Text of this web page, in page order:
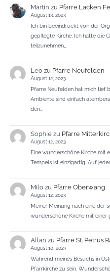
Martin zu Pfarre Lacken
August 13, 2023
Ich bin beeindruckt von der
gepflegte Kirche. Ich hatte die
teilzunehmen,…
Leozu Pfarre Neufelden
August 12, 2023
Pfarre Neufelden hat mich tief
Ambiente sind einfach
den…
Sophiezu Pfarre
August 12, 2023
Eine wunderschöne Kirche mit
Tempels ist einzigartig. Auf
Milozu Pfarre Oberwang
August 12, 2023
Meiner Meinung nach eine der
wunderschöne Kirche mit einer
Allan zu Pfarre St. Petrus
August 10, 2023
Während meines Besuchs in
Pfarrkirche zu sein.